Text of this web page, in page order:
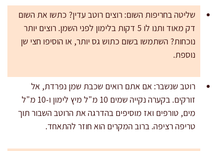
שליטה בחריפות השום: רוצים רוטב עדין? כתשו את השום
דק מאוד ותנו לו 5 דקות בלימון לפני השמן. רוצים יותר
נוכחות? השתמשו בשום כתוש גס יותר, או הוסיפו חצי שן
נוספת.
רוטב שנשבר: אם אתם רואים שכבת שמן נפרדת, אל
זורקים. בקערה נקייה שמים 10 מ"ל מיץ לימון ו-10 מ"ל
מים, טורפים ואז מוסיפים בהדרגה את הרוטב השבור תוך
טריפה רציפה. ברוב המקרים הוא חוזר להתאחד.